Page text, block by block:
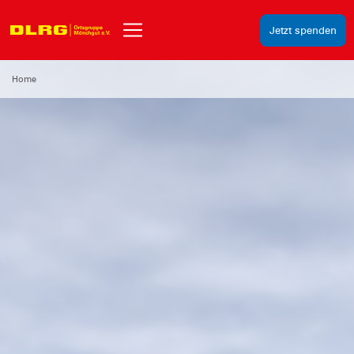
Jetzt spenden
Home